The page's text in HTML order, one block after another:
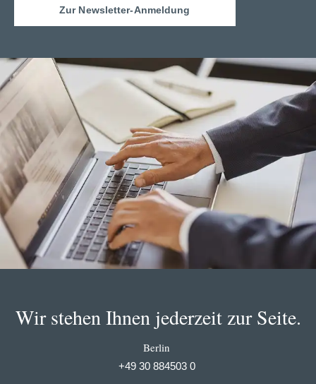
Zur Newsletter-Anmeldung
Wir stehen Ihnen jederzeit zur Seite.
Berlin
+49 30 884503 0